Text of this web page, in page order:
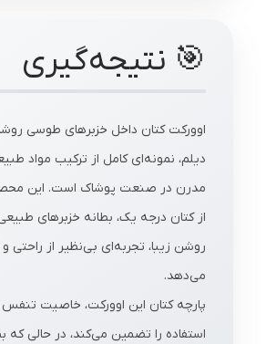
🎯 نتیجه‌گیری
اوورکت کتان داخل خزبرهای طوسی
دیلم، نمونه‌ای کامل از ترکیب مواد
مدرن در صنعت پوشاک است. این
از کتان درجه یک، بطانه خزبرهای
روشن زیبا، تجربه‌ای بی‌نظیر از راحتی
می‌دهد.
پارچه کتان این اوورکت، خاصیت تنفس
استفاده را تضمین می‌کند، در حالی که